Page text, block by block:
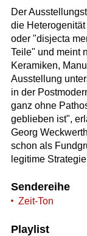
Der
die
oder "disjecta
Teile" und meint
Keramiken,
Ausstellung
in der
ganz ohne
geblieben ist",
Georg
schon als
legitime
Sendereihe
Zeit-Ton
Playlist